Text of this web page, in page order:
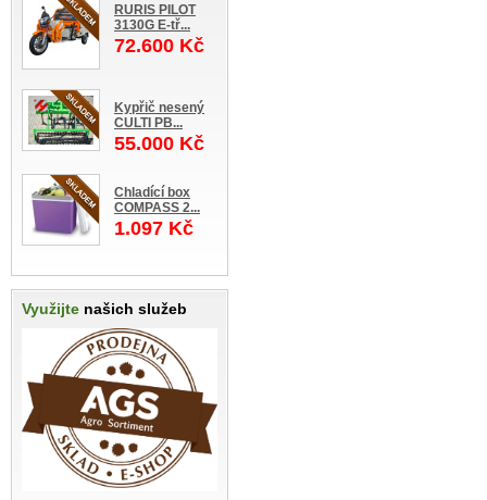
RURIS PILOT
3130G E-tř...
72.600 Kč
Kypřič nesený
CULTI PB...
55.000 Kč
Chladící box
COMPASS 2...
1.097 Kč
Využijte našich služeb